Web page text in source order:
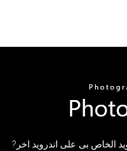
الخاص بى على اندرويد اخر?